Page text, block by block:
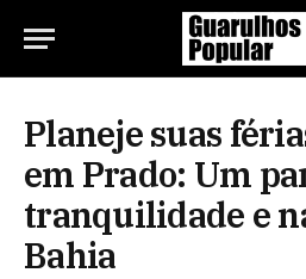
Planeje suas
em Prado: Um
tranquilidade e
Bahia